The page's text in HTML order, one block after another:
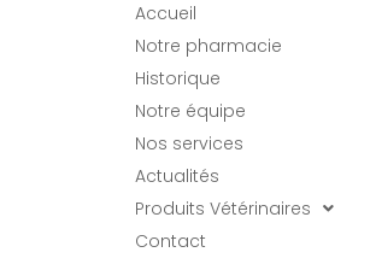
Accueil
Notre pharmacie
Historique
Notre équipe
Nos services
Actualités
Produits Vétérinaires
Contact